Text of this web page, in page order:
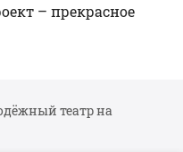
– прекрасное
театр на